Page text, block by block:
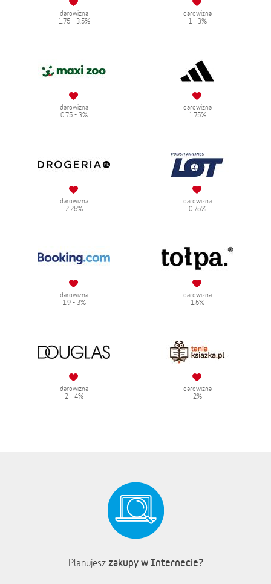
darowizna
1.75 - 3.5%
darowizna
1 - 3%
darowizna
0.75 - 3%
darowizna
1.75%
darowizna
2.25%
darowizna
0.75%
darowizna
1.9 - 3%
darowizna
1.5%
darowizna
2 - 4%
darowizna
2%
Planujesz zakupy w Internecie?